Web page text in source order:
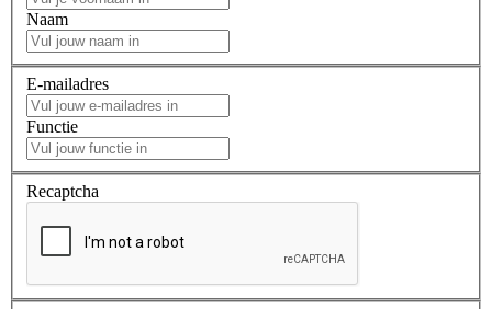
Naam
E-mailadres
Functie
Recaptcha